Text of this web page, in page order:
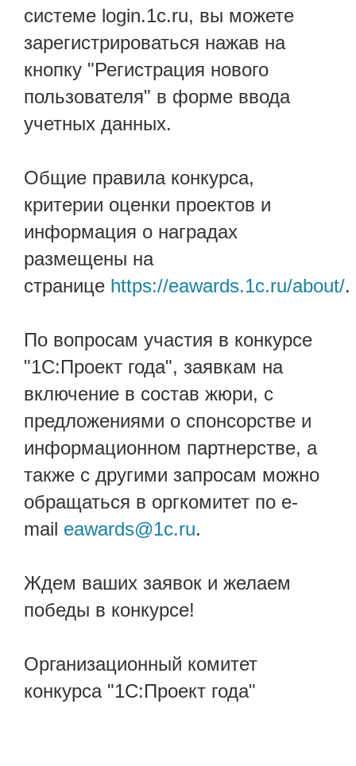
системе login.1c.ru, вы можете
зарегистрироваться нажав на
кнопку "Регистрация нового
пользователя" в форме ввода
учетных данных.
Общие правила конкурса,
критерии оценки проектов и
информация о наградах
размещены на
странице https://eawards.1c.ru/about/.
По вопросам участия в конкурсе
"1С:Проект года", заявкам на
включение в состав жюри, с
предложениями о спонсорстве и
информационном партнерстве, а
также с другими запросам можно
обращаться в оргкомитет по e-
mail eawards@1c.ru.
Ждем ваших заявок и желаем
победы в конкурсе!
Организационный комитет
конкурса "1С:Проект года"